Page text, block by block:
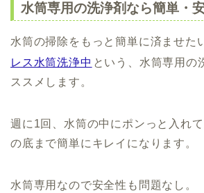
水筒専用の洗浄剤なら簡単・
水筒の掃除をもっと簡単に済ませた
レス水筒洗浄中 という、水筒専用の
ススメします。
週に1回、水筒の中にポンっと入れ
の底まで簡単にキレイになります。
水筒専用なので安全性も問題なし。